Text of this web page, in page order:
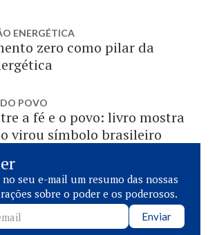
ENERGÉTICA
zero como pilar da
POVO
a fé e o povo: livro mostra
virou símbolo brasileiro
seu e-mail um resumo das nossas
sobre o poder e os poderosos.
Enviar